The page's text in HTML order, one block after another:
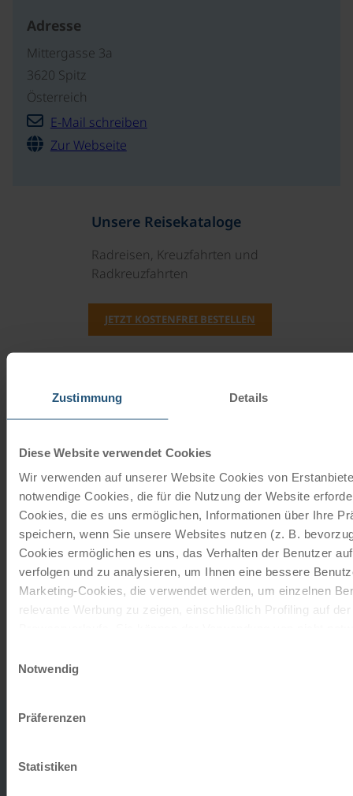
Zustimmung Details
Diese Website verwendet Cookies
Wir verwenden auf unserer Website Cookies von
notwendige Cookies, die für die Nutzung der Website
Cookies, die es uns ermöglichen, Informationen über Ihre
speichern, wenn Sie unsere Websites nutzen (z. B.
Cookies ermöglichen es uns, das Verhalten der Benutzer
verfolgen und zu analysieren, um Ihnen eine bessere
Marketing-Cookies, die verwendet werden, um einzelnen
relevante Werbung zu zeigen, einschließlich Profiling auf
entscheiden, nur notwendige Cookies zu verwenden, indem
Impressum
Notwendig
Präferenzen
Statistiken
Adresse
Mittergasse 3a
3620 Spitz
Österreich
E-Mail schreiben
Zur Webseite
Unsere Reisekataloge
Radreisen, Kreuzfahrten und
Radkreuzfahrten
JETZT KOSTENFREI BESTELLEN
Momente!
immer das passende Geschenk.
JETZT BESTELLEN
Newsletter abonnieren
TOP-Angebote, Aktionen - Immer auf dem
aktuellsten Stand!
HABEN SIE